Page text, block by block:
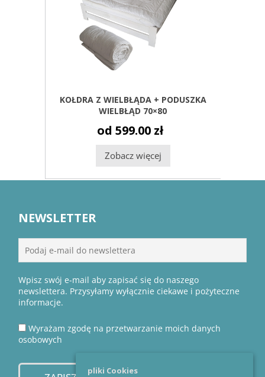
KOŁDRA Z WIELBŁĄDA + PODUSZKA
WIELBŁĄD 70×80
od 599.00 zł
Zobacz więcej
NEWSLETTER
Wpisz swój e-mail aby zapisać się do naszego
newslettera. Przysyłamy wyłącznie ciekawe i pożyteczne
informacje.
Wyrażam zgodę na przetwarzanie moich danych
osobowych
pliki Cookies